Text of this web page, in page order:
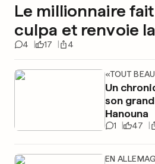
Le millionnaire
culpa et renvoie
4 17 4
«TOUT
Un
son
Hanouna
1 47
EN